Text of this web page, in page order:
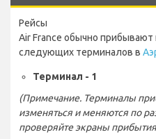
Рейсы
Air France обычно прибывают
следующих терминалов в
Терминал - 1
(Примечание. Терминалы
изменяться и меняются по
проверяйте экраны